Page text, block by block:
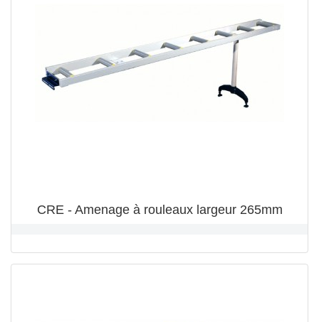
CRE - Amenage à rouleaux largeur 265mm